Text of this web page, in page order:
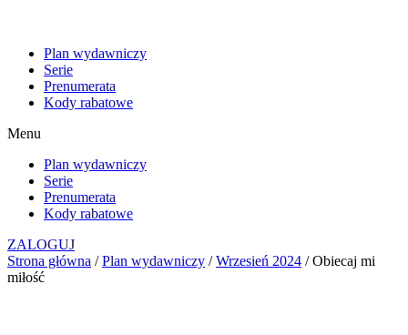
Plan wydawniczy
Serie
Prenumerata
Kody rabatowe
Menu
Plan wydawniczy
Serie
Prenumerata
Kody rabatowe
ZALOGUJ
Strona główna /Plan wydawniczy /Wrzesień 2024 / Obiecaj mi
miłość